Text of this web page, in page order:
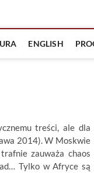
ENGLISH
treści, ale dla
2014). W Moskwie
zauważa chaos
Tylko w Afryce są